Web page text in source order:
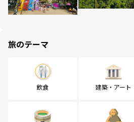
旅のテーマ
飲食 建築・アート